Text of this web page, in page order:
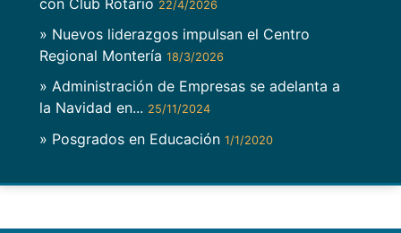
con Club Rotario 22/4/2026
» Nuevos liderazgos impulsan el Centro
Regional Montería 18/3/2026
» Administración de Empresas se adelanta a
la Navidad en... 25/11/2024
» Posgrados en Educación 1/1/2020